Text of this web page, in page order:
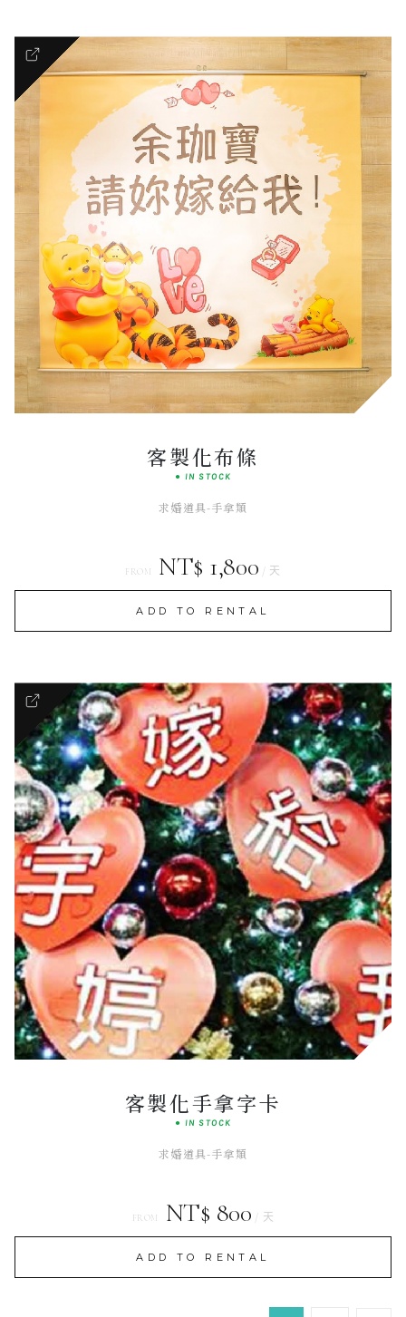
Romantic
FLORAL COUTURE
客製化布條
● IN STOCK
求婚道具-手拿類
FROM NT$ 1,800 / 天
ADD TO RENTAL
Luminous
INTERACTIVE ART
客製化手拿字卡
● IN STOCK
求婚道具-手拿類
FROM NT$ 800 / 天
ADD TO RENTAL